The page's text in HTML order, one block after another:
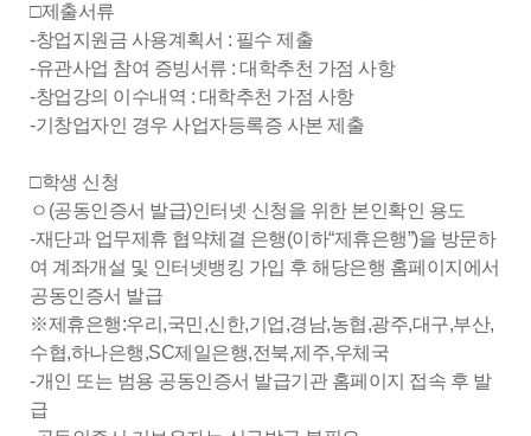
□제출서류
-창업지원금 사용계획서 : 필수 제출
-유관사업 참여 증빙서류 : 대학추천 가점 사항
-창업강의 이수내역 : 대학추천 가점 사항
-기창업자인 경우 사업자등록증 사본 제출
□학생 신청
ㅇ(공동인증서 발급)인터넷 신청을 위한 본인확인 용도
-재단과 업무제휴 협약체결 은행(이하“제휴은행”)을 방문하
여 계좌개설 및 인터넷뱅킹 가입 후 해당은행 홈페이지에서
공동인증서 발급
※제휴은행:우리,국민,신한,기업,경남,농협,광주,대구,부산,
수협,하나은행,SC제일은행,전북,제주,우체국
-개인 또는 범용 공동인증서 발급기관 홈페이지 접속 후 발
급